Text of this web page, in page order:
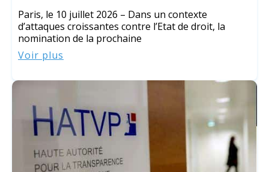
Paris, le 10 juillet 2026 – Dans un contexte
d’attaques croissantes contre l’Etat de droit, la
nomination de la prochaine
Voir plus